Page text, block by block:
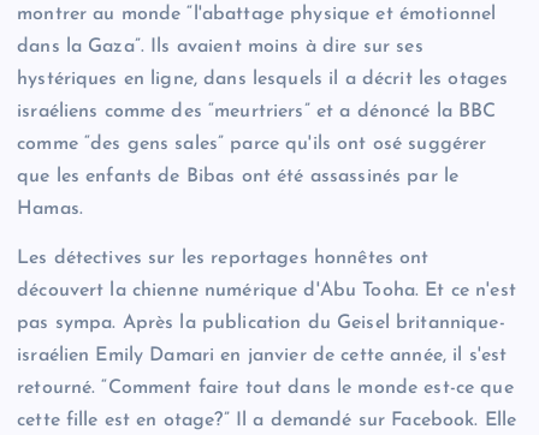
montrer au monde “l'abattage physique et émotionnel
dans la Gaza”. Ils avaient moins à dire sur ses
hystériques en ligne, dans lesquels il a décrit les otages
israéliens comme des “meurtriers” et a dénoncé la BBC
comme “des gens sales” parce qu'ils ont osé suggérer
que les enfants de Bibas ont été assassinés par le
Hamas.
Les détectives sur les reportages honnêtes ont
découvert la chienne numérique d'Abu Tooha. Et ce n'est
pas sympa. Après la publication du Geisel britannique-
israélien Emily Damari en janvier de cette année, il s'est
retourné. “Comment faire tout dans le monde est-ce que
cette fille est en otage?” Il a demandé sur Facebook. Elle